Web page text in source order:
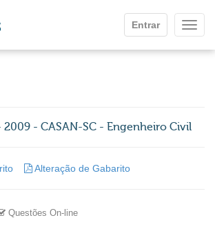
Entrar
- CASAN-SC - Engenheiro Civil
Alteração de Gabarito
Questões On-line